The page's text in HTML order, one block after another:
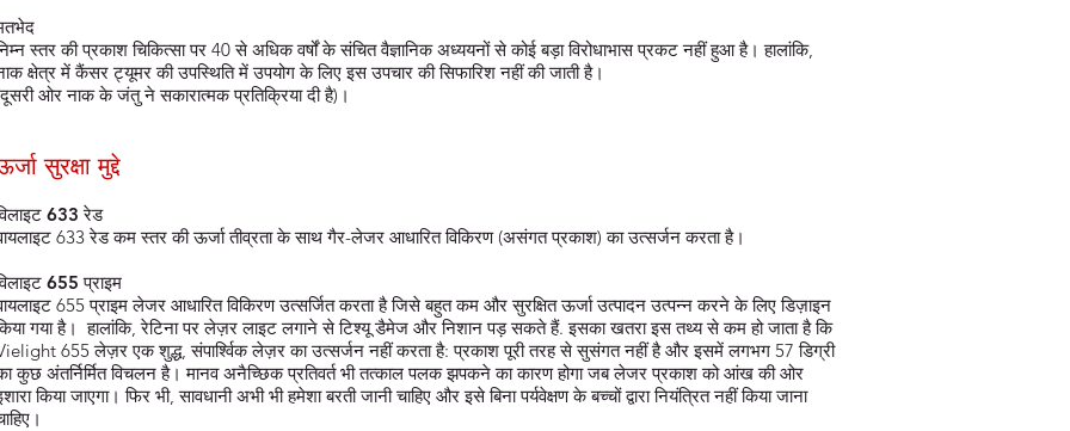
स्तर की प्रकाश चिकित्सा पर 40 से अधिक वर्षों के संचित वैज्ञानिक अध्ययनों से कोई बड़ा विरोधाभास प्रकट नहीं हुआ है। हालांकि,
क्षेत्र में कैंसर ट्यूमर की उपस्थिति में उपयोग के लिए इस उपचार की सिफारिश नहीं की जाती है।
ओर नाक के जंतु ने सकारात्मक प्रतिक्रिया दी है)।
सुरक्षा मुद्दे
633 रेड
633 रेड कम स्तर की ऊर्जा तीव्रता के साथ गैर-लेजर आधारित विकिरण (असंगत प्रकाश) का उत्सर्जन करता है।
655 प्राइम
655 प्राइम लेजर आधारित विकिरण उत्सर्जित करता है जिसे बहुत कम और सुरक्षित ऊर्जा उत्पादन उत्पन्न करने के लिए डिज़ाइन
गया है। हालांकि, रेटिना पर लेज़र लाइट लगाने से टिश्यू डैमेज और निशान पड़ सकते हैं. इसका खतरा इस तथ्य से कम हो जाता है कि
655 लेज़र एक शुद्ध, संपार्श्विक लेज़र का उत्सर्जन नहीं करता है: प्रकाश पूरी तरह से सुसंगत नहीं है और इसमें लगभग 57 डिग्री
कुछ अंतर्निर्मित विचलन है। मानव अनैच्छिक प्रतिवर्त भी तत्काल पलक झपकने का कारण होगा जब लेजर प्रकाश को आंख की ओर
किया जाएगा। फिर भी, सावधानी अभी भी हमेशा बरती जानी चाहिए और इसे बिना पर्यवेक्षण के बच्चों द्वारा नियंत्रित नहीं किया जाना